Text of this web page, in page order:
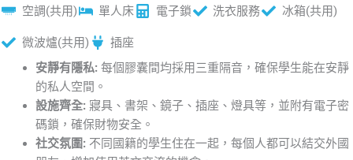
空調(共用) 單人床 電子鎖 洗衣服務 冰箱(共用)
微波爐(共用)
插座
安靜有隱私: 每個膠囊間均採用三重隔音，確保學生能在安靜
的私人空間。
設施齊全: 寢具、書架、鏡子、插座、燈具等，並附有電子密
碼鎖，確保財物安全。
社交氛圍: 不同國籍的學生住在一起，每個人都可以結交外國